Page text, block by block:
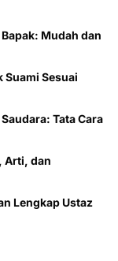
Mudah dan
Suami Sesuai
Tata Cara
Arti, dan
Lengkap Ustaz